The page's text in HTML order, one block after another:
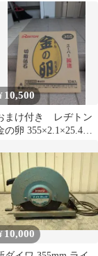
属用 Hybrid 355 20枚
10,500
まけ付き レヂトン
の卵 355×2.1×25.4mm
10,000